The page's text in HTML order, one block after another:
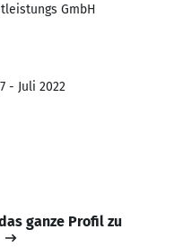
GmbH
- Juli 2022
ganze Profil zu